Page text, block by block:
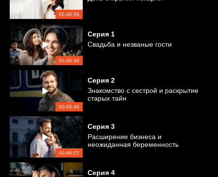
00:46:39
00:46:49
Серия 1
Свадьба и незваные гости
00:45:48
Серия 2
Знакомство с сестрой и раскрытие
старых тайн
00:46:27
Серия 3
Расширение бизнеса и
неожиданная беременность
Серия 4